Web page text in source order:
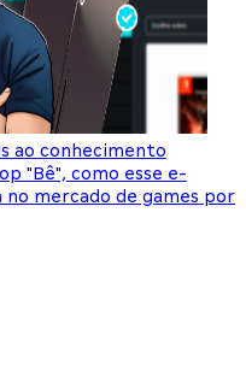
ao conhecimento
"Bê", como esse e-
mercado de games por